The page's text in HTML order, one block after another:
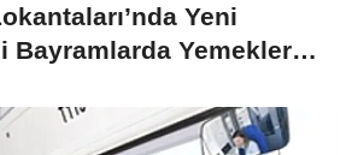
Yeni
Bayramlarda Yemekler